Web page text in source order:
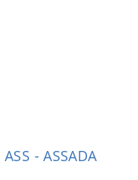
- ASSADA